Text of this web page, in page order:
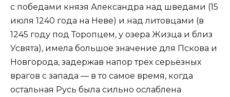
с победами князя Александра над шведами (15
июля 1240 года на Неве) и над литовцами (в
1245 году под Торопцем, у озера Жизца и близ
Усвята), имела большое значение для Пскова и
Новгорода, задержав напор трёх серьёзных
врагов с запада — в то самое время, когда
остальная Русь была сильно ослаблена